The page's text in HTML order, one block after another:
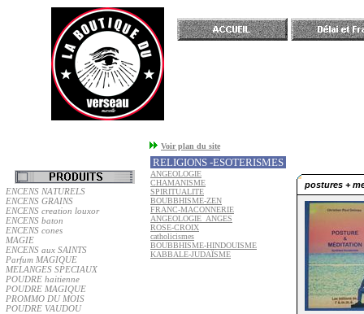
ENCENS NATURELS
ENCENS GRAINS
ENCENS creation louxor
ENCENS baton
ENCENS cones
MAGIE
ENCENS aux SAINTS
Parfum MAGIQUE
MELANGES SPECIAUX
POUDRE haitienne
POUDRE MAGIQUE
PROMMO DU MOIS
POUDRE VAUDOU
Voir plan du site
RELIGIONS -ESOTERISMES
ANGEOLOGIE
CHAMANISME
SPIRITUALITE
BOUBBHISME-ZEN
FRANC-MACONNERIE
ANGEOLOGIE_ANGES
ROSE-CROIX
catholicismes
BOUBBHISME-HINDOUISME
KABBALE-JUDAÏSME
postures +